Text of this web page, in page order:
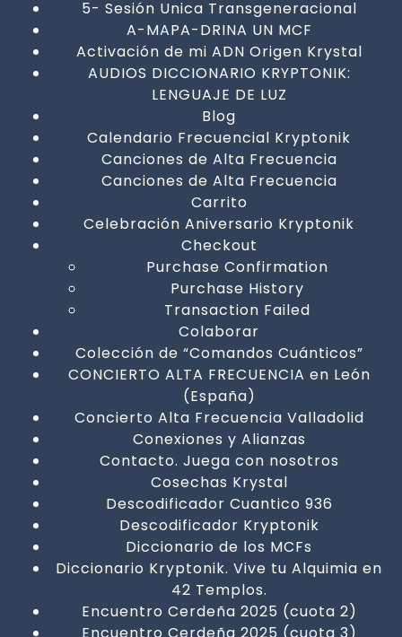
5- Sesión Unica Transgeneracional
A-MAPA-DRINA UN MCF
Activación de mi ADN Origen Krystal
AUDIOS DICCIONARIO KRYPTONIK:
LENGUAJE DE LUZ
Blog
Calendario Frecuencial Kryptonik
Canciones de Alta Frecuencia
Canciones de Alta Frecuencia
Carrito
Celebración Aniversario Kryptonik
Checkout
Purchase Confirmation
Purchase History
Transaction Failed
Colaborar
Colección de “Comandos Cuánticos”
CONCIERTO ALTA FRECUENCIA en León
(España)
Concierto Alta Frecuencia Valladolid
Conexiones y Alianzas
Contacto. Juega con nosotros
Cosechas Krystal
Descodificador Cuantico 936
Descodificador Kryptonik
Diccionario de los MCFs
Diccionario Kryptonik. Vive tu Alquimia en
42 Templos.
Encuentro Cerdeña 2025 (cuota 2)
Encuentro Cerdeña 2025 (cuota 3)